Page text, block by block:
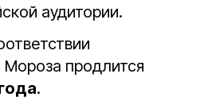
аудитории.
продлится
.